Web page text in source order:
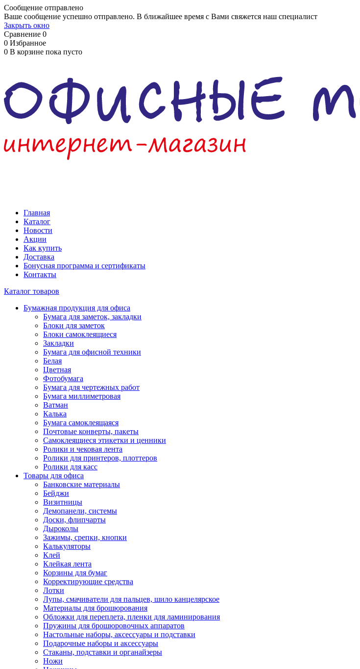
Сообщение отправлено
Ваше сообщение успешно отправлено. В ближайшее время с Вами свяжется наш специалист
Закрыть окно
Сравнение 0
0 Избранное
0 В корзине пока пусто
Главная
Каталог
Новости
Акции
Как купить
Доставка
Бонусная программа и сертификаты
Контакты
Каталог товаров
Бумажная продукция для офиса
Бумага для заметок, закладки
Блоки для заметок
Блоки самоклеящиеся
Закладки
Бумага для офисной техники
Белая
Цветная
Фотобумага
Бумага для чертежных работ
Бумага миллиметровая
Ватман
Калька
Бумага самоклеящаяся
Почтовые конверты, пакеты
Самоклеящиеся этикетки и ценники
Ролики и чековая лента
Ролики для принтеров, плоттеров
Ролики для касс
Товары для офиса
Банковские материалы
Бейджи
Визитницы
Демопанели, системы
Доски, флипчарты
Дыроколы
Зажимы, срепки, кнопки
Калькуляторы
Клей
Клейкая лента
Корзины для бумаг
Корректирующие средства
Лотки
Лупы, смачиватели для пальцев, шило канцелярское
Материалы для брошюрования
Обложки для переплета, пленки для ламинирования
Пружины для брошюровочных аппаратов
Настольные наборы, аксессуары и подставки
Подарочные наборы и аксессуары
Стаканы, подставки и органайзеры
Ножи